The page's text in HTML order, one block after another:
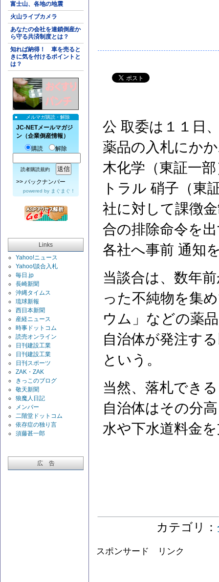
富士山、各地の地震
火山ライブカメラ
あなたの会社を連鎖倒産か
ら守る共済制度とは？
知れば納得！ 車を売ると
きに気を付けるポイントと
は？
メルマガ購読・解除
JC-NETメールマガジ
ン（企業倒産情報）
購読
解除
読者購読規約
>> バックナンバー
powered by まぐまぐ！
Links
Yahoo!ニュース
Yahoo!談合入札
毎日.jp
長崎新聞
沖縄タイムス
琉球新報
西日本新聞
産経ニュース
時事ドットコム
読売オンライン
日刊建設工業
日刊建設工業
日刊スポーツ
ZAK・ZAK
きっこのブログ
敬天新聞
狼魔人日記
メンバー
二階堂ドットコム
依存症の独り言
須藤甚一郎
広 告
公 取委は１１日
薬品の入札にか
木化学（東証一
トラル 硝子（東
社に対して課徴
合の排除命令を
各社へ事前 通知
当談合は、数年
った不純物を集
ウム」などの薬
自治体が発注す
という。
当然、落札でき
自治体はその分
水や下水道料金
カテゴリ：
スポンサード リンク